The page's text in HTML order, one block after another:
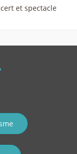
et spectacle